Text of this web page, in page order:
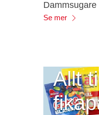
Dammsugare
Se mer
Allt